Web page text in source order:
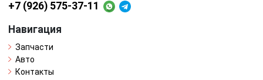
+7 (926) 575-37-11
Навигация
Запчасти
Авто
Контакты